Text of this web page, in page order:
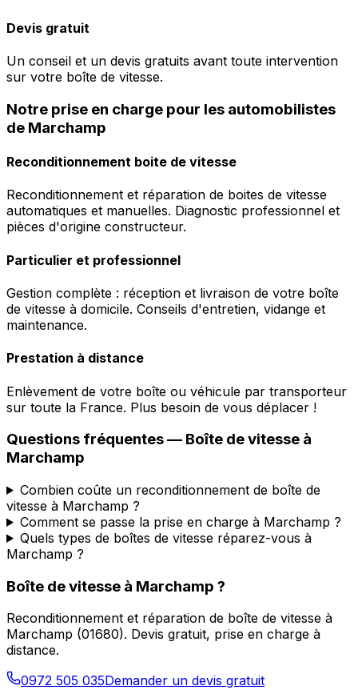
Devis gratuit
Un conseil et un devis gratuits avant toute intervention
sur votre boîte de vitesse.
Notre prise en charge pour les automobilistes
de Marchamp
Reconditionnement boite de vitesse
Reconditionnement et réparation de boites de vitesse
automatiques et manuelles. Diagnostic professionnel et
pièces d'origine constructeur.
Particulier et professionnel
Gestion complète : réception et livraison de votre boîte
de vitesse à domicile. Conseils d'entretien, vidange et
maintenance.
Prestation à distance
Enlèvement de votre boîte ou véhicule par transporteur
sur toute la France. Plus besoin de vous déplacer !
Questions fréquentes — Boîte de vitesse à
Marchamp
Combien coûte un reconditionnement de boîte de
vitesse à Marchamp ?
Comment se passe la prise en charge à Marchamp ?
Quels types de boîtes de vitesse réparez-vous à
Marchamp ?
Boîte de vitesse à Marchamp ?
Reconditionnement et réparation de boîte de vitesse à
Marchamp (01680). Devis gratuit, prise en charge à
distance.
0972 505 035Demander un devis gratuit